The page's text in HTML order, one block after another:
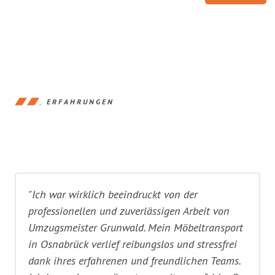
ERFAHRUNGEN
"Ich war wirklich beeindruckt von der
professionellen und zuverlässigen Arbeit von
Umzugsmeister Grunwald. Mein Möbeltransport
in Osnabrück verlief reibungslos und stressfrei
dank ihres erfahrenen und freundlichen Teams.